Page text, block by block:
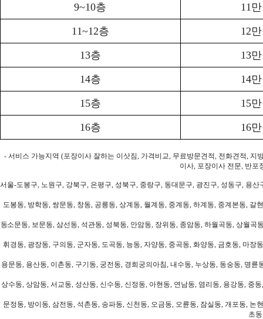
9~10층 11
11~12층 12
13층 13
14층 14
15층 15
16층 16
- 서비스 가능지역 (포장이사 잘하는 이삿짐, 가격비교, 무료방문견적, 전화견적,
이사, 포장이사 전문, 반포
서울-도봉구, 노원구, 강북구, 은평구, 성북구, 중랑구, 동대문구, 광진구, 성동구, 용
도봉동, 방학동, 쌍문동, 창동, 공릉동, 상계동, 월계동, 중계동, 하계동, 중계본동,
동소문동, 보문동, 삼선동, 석관동, 성북동, 안암동, 장위동, 종암동, 하월곡동, 상월
휘경동, 광장동, 구의동, 군자동, 도곡동, 능동, 자양동, 중곡동, 화양동, 금호동, 마
용문동, 용산동, 이촌동, 구기동, 궁전동, 경희궁의아침, 내수동, 누상동, 동숭동, 명
상수동, 상암동, 서교동, 성산동, 신수동, 신정동, 아현동, 연남동, 염리동, 용강동, 중
문정동, 방이동, 삼전동, 석촌동, 송파동, 신천동, 오금동, 오륜동, 잠실동, 개포동,
초